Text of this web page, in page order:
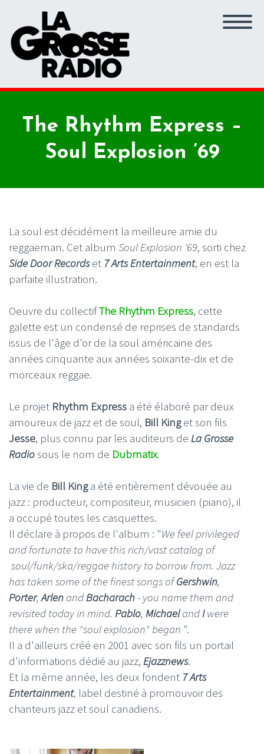
The Rhythm Express –
Soul Explosion ’69
La soul est décidément la meilleure amie du
reggaeman. Cet album Soul Explosion '69, sorti chez
Side Door Recordset 7 Arts Entertainment, en est la
parfaite illustration.
Oeuvre du collectifThe Rhythm Express, cette
galette est un condensé de reprises de standards
issus de l'âge d'or de la soul américaine des
années cinquante aux années soixante-dix et de
morceaux reggae.
Le projet Rhythm Express a été élaboré par deux
amoureux de jazz et de soul, Bill Kinget son fils
Jesse, plus connu par les auditeurs de La Grosse
Radiosous le nom de Dubmatix.
La vie de Bill Kinga été entièrement dévouée au
jazz : producteur, compositeur, musicien (piano), il
a occupé toutes les casquettes.
Il déclare à propos de l'album : "We feel privileged
and fortunate to have this rich/vast catalog of
soul/funk/ska/reggae history to borrow from. Jazz
has taken some of the finest songs ofGershwin,
Porter,ArlenandBacharach- you name them and
revisited today in mind. Pablo, MichaelandIwere
there when the "soul explosion" began ".
Il a d'ailleurs créé en 2001 avec son fils un portail
d'informations dédié au jazz, Ejazznews.
Et la même année, les deux fondent 7 Arts
Entertainment, label destiné à promouvoir des
chanteurs jazz et soul canadiens.